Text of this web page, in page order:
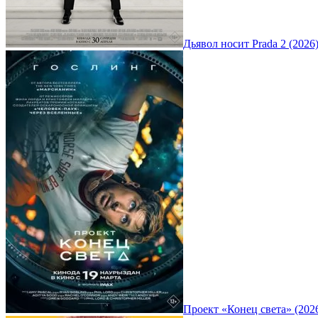
Дьявол носит Prada 2 (2026)
Проект «Конец света»